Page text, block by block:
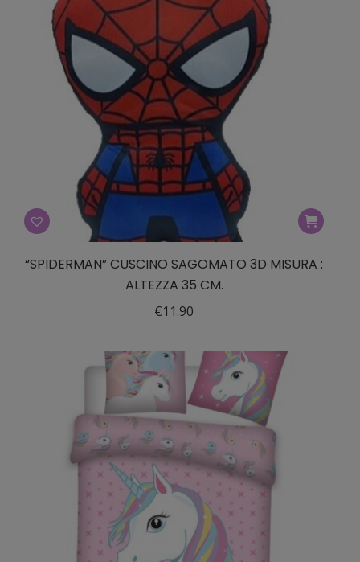
“SPIDERMAN” CUSCINO SAGOMATO 3D MISURA :
ALTEZZA 35 CM.
€11.90